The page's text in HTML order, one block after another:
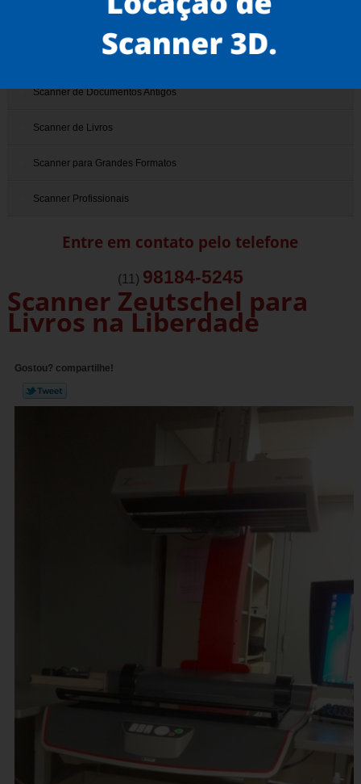
Scanner de Documentos
Scanner de Documentos Antigos
Scanner de Livros
Scanner para Grandes Formatos
Scanner Profissionais
Entre em contato pelo telefone
(11) 98184-5245
Scanner Zeutschel para
Livros na Liberdade
Gostou? compartilhe!